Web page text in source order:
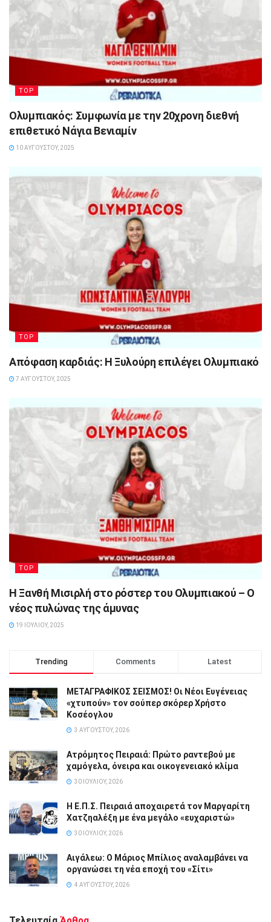
TOP
Ολυμπιακός: Συμφωνία με την 20χρονη διεθνή
επιθετικό Νάγια Βενιαμίν
10 ΑΥΓΟΎΣΤΟΥ, 2025
TOP
Απόφαση καρδιάς: Η Ξυλούρη επιλέγει Ολυμπιακό
7 ΑΥΓΟΎΣΤΟΥ, 2025
TOP
Η Ξανθή Μισιρλή στο ρόστερ του Ολυμπιακού – Ο
νέος πυλώνας της άμυνας
19 ΙΟΥΛΊΟΥ, 2025
Trending Comments Latest
ΜΕΤΑΓΡΑΦΙΚΟΣ ΣΕΙΣΜΟΣ! Οι Νέοι Ευγένειας
«χτυπούν» τον σούπερ σκόρερ Χρήστο
Κοσέογλου
3 ΑΥΓΟΎΣΤΟΥ, 2026
Ατρόμητος Πειραιά: Πρώτο ραντεβού με
χαμόγελα, όνειρα και οικογενειακό κλίμα
30 ΙΟΥΛΊΟΥ, 2026
Η Ε.Π.Σ. Πειραιά αποχαιρετά τον Μαργαρίτη
Χατζηαλέξη με ένα μεγάλο «ευχαριστώ»
30 ΙΟΥΛΊΟΥ, 2026
Αιγάλεω: Ο Μάριος Μπίλιος αναλαμβάνει να
οργανώσει τη νέα εποχή του «Σίτι»
4 ΑΥΓΟΎΣΤΟΥ, 2026